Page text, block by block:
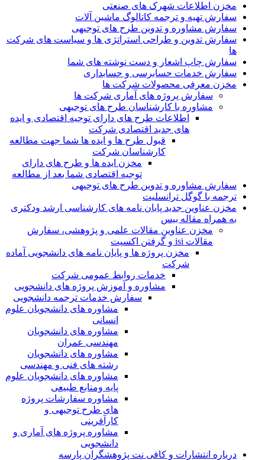
مخزن اطلاعات شهرک های صنعتی
سفارش تهیه و ترجمه کاتالوگ ماشین آلات
سفارش مشاوره و تدوین طرح های توجیهی
سفارش تدوین و طراحی استراتژی ها و سیاست های شرکت
ها
سفارش چاپ اشعار و دست نوشته های شما
سفارش خدمات حسابرسی و حسابداری
مخزن معرفی محصولات شرکت ها
سفارش پروژه های آماری شرکت ها
مشاوره با کارشناسان طرح های توجیهی
اطلاعات طرح های دارای توجیه اقتصادی و ایده
های جدید اقتصادی شرکت
قبول طرح ها و ایده ها شما جهت مطالعه
کارشناسان شرکت
مخزن ایده ها و طرح های دارای
توجیه اقتصادی شما بعد از مطالعه
سفارش مشاوره و تدوین طرح های توجیهی
ترجمه با گوگل ترانسلیت
مخزن عناوین جدید پایان نامه های کارشناسی ارشد ودکتری
به همراه مقاله بیس
مخزن عناوین مقالات علمی و پژوهشی، سفارش
مقالات isi و گرفتن اکسپت
مخزن پروژه ها و پایان نامه های دانشجویی آماده
شرکت
خدمات روابط عمومی شرکت
مشاوره و آموزش پروژه های دانشجویی
سفارش خدمات ترجمه دانشجویی
مشاوره های دانشجویان علوم
انسانی
مشاوره های دانشجویان
مهندسی عمران
مشاوره های دانشجویان
رشته های فنی و مهندسی
مشاوره های دانشجویان علوم
پایه ومنابع طبیعی
مشاوره سفارشات پروژه
های طرح توجیهی و
کارآفرینی
مشاوره پروژه های آماری و
دانشجویی
درباره انتشارات و کافی نت پژوهشگران پارسه